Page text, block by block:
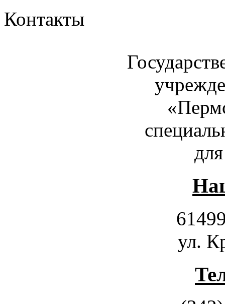
Контакты
ул.